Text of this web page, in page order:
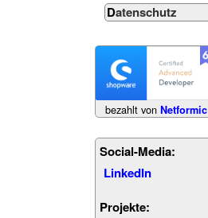
Datenschutz
bezahlt vonNetformic
Social-Media:
LinkedIn
Projekte: